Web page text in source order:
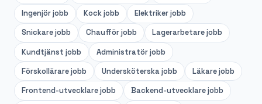
Ingenjörjobb Kockjobb Elektrikerjobb
Snickarejobb Chaufförjobb Lagerarbetarejobb
Kundtjänst jobb Administratörjobb
Förskollärarejobb Undersköterskajobb Läkarejobb
Frontend-utvecklarejobb Backend-utvecklarejobb